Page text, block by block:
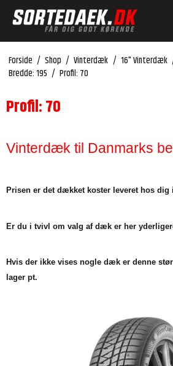
Forside / Shop / Vinterdæk / 16" Vinterdæk
Bredde: 195 / Profil: 70
Profil: 70
Vinterdæk til Danmarks
Prisen er det dækket koster leveret hos dig
Er du i tvivl om valg af dæk er her
Hvis der ikke vises nogle dæk er denne
lager pt.